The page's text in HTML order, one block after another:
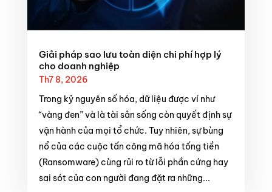
Giải pháp sao lưu toàn diện chi phí hợp lý
cho doanh nghiệp
Th7 8, 2026
Trong kỷ nguyên số hóa, dữ liệu được ví như
“vàng đen” và là tài sản sống còn quyết định sự
vận hành của mọi tổ chức. Tuy nhiên, sự bùng
nổ của các cuộc tấn công mã hóa tống tiền
(Ransomware) cùng rủi ro từ lỗi phần cứng hay
sai sót của con người đang đặt ra những...